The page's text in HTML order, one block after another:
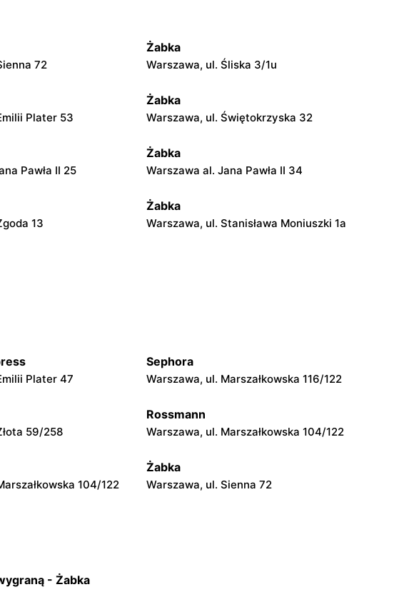
72
Żabka
Warszawa, ul. Śliska 3/1u
Plater 53
Żabka
Warszawa, ul. Świętokrzyska 32
Pawła II 25
Żabka
Warszawa al. Jana Pawła II 34
13
Żabka
Warszawa, ul. Stanisława Moniuszki 1a
14
Żabka
Żabka
Plater 47
Sephora
Warszawa, ul. Marszałkowska 116/122
59/258
Rossmann
Warszawa, ul. Marszałkowska 104/122
104/122
Żabka
Warszawa, ul. Sienna 72
- Żabka